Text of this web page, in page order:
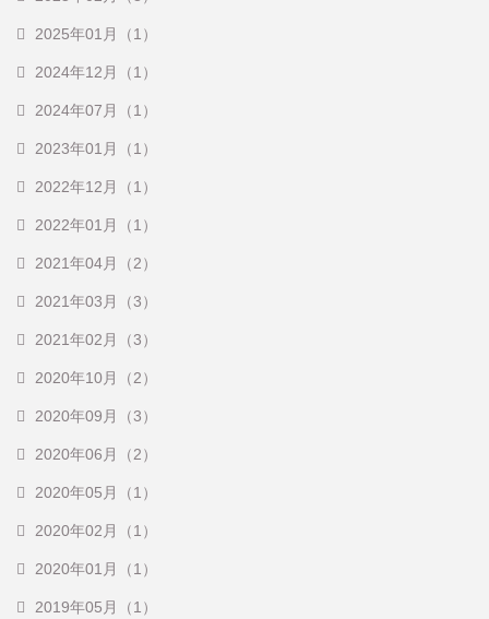
2025年01月（1）
2024年12月（1）
2024年07月（1）
2023年01月（1）
2022年12月（1）
2022年01月（1）
2021年04月（2）
2021年03月（3）
2021年02月（3）
2020年10月（2）
2020年09月（3）
2020年06月（2）
2020年05月（1）
2020年02月（1）
2020年01月（1）
2019年05月（1）